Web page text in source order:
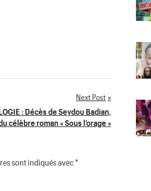
Next Post
: Décès de Seydou Badian,
célèbre roman « Sous l’orage »
sont indiqués avec*